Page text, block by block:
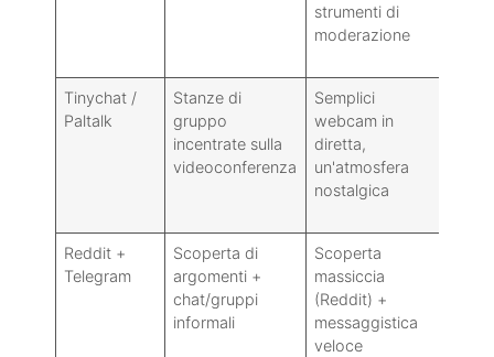
strumenti di
moderazione
Tinychat /
Paltalk
Stanze di
gruppo
incentrate sulla
videoconferenza
Semplici
webcam in
diretta,
un'atmosfera
nostalgica
Reddit +
Telegram
Scoperta di
argomenti +
chat/gruppi
informali
Scoperta
massiccia
(Reddit) +
messaggistica
veloce